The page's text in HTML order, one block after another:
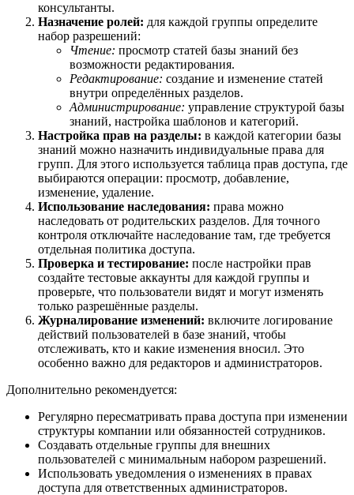
консультанты.
Назначение ролей: для каждой группы определите
набор разрешений:
Чтение: просмотр статей базы знаний без
возможности редактирования.
Редактирование: создание и изменение статей
внутри определённых разделов.
Администрирование: управление структурой базы
знаний, настройка шаблонов и категорий.
Настройка прав на разделы: в каждой категории базы
знаний можно назначить индивидуальные права для
групп. Для этого используется таблица прав доступа, где
выбираются операции: просмотр, добавление,
изменение, удаление.
Использование наследования: права можно
наследовать от родительских разделов. Для точного
контроля отключайте наследование там, где требуется
отдельная политика доступа.
Проверка и тестирование: после настройки прав
создайте тестовые аккаунты для каждой группы и
проверьте, что пользователи видят и могут изменять
только разрешённые разделы.
Журналирование изменений: включите логирование
действий пользователей в базе знаний, чтобы
отслеживать, кто и какие изменения вносил. Это
особенно важно для редакторов и администраторов.
Дополнительно рекомендуется:
Регулярно пересматривать права доступа при изменении
структуры компании или обязанностей сотрудников.
Создавать отдельные группы для внешних
пользователей с минимальным набором разрешений.
Использовать уведомления о изменениях в правах
доступа для ответственных администраторов.